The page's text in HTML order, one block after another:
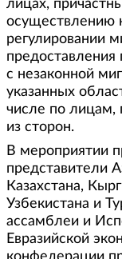
лицах,
осуществлению
регулировании
предоставления
с незаконной
указанных
числе по лицам,
из сторон.
В мероприятии
представители
Казахстана,
Узбекистана и
ассамблеи и
Евразийской